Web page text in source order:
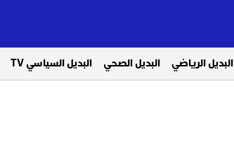
البديل الرياضي البديل الصحي البديل السياسي TV